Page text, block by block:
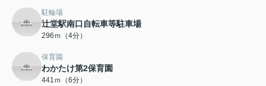
駐輪場
辻堂駅南口自転車等駐車場
296ｍ（4分）
保育園
わかたけ第2保育園
441ｍ（6分）